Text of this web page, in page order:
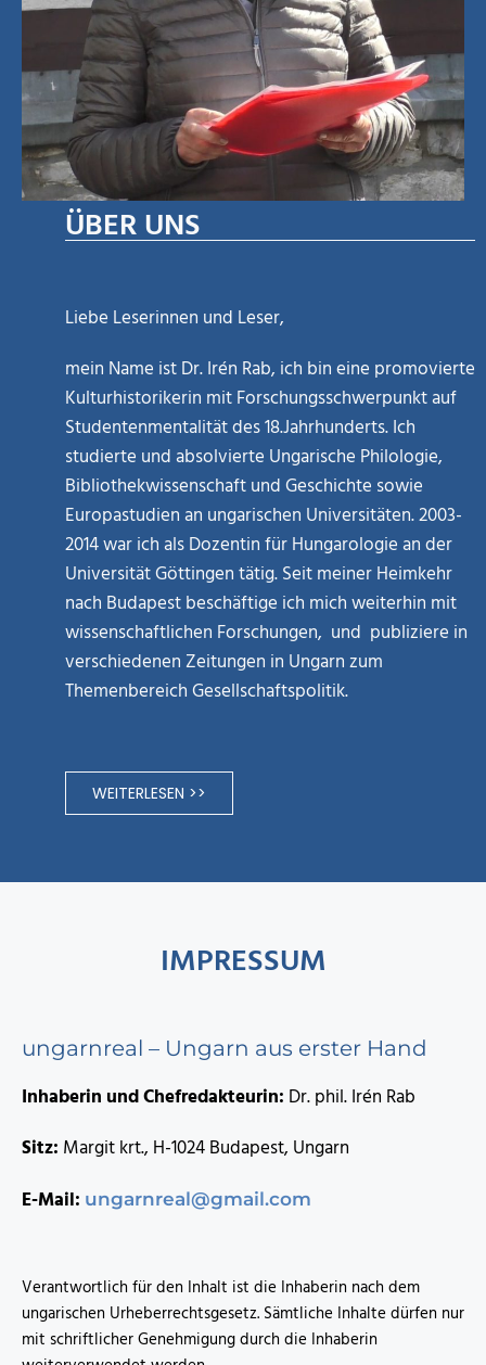
ÜBER UNS
Liebe Leserinnen und Leser,
mein Name ist Dr. Irén Rab, ich bin eine promovierte
Kulturhistorikerin mit Forschungsschwerpunkt auf
Studentenmentalität des 18.Jahrhunderts. Ich
studierte und absolvierte Ungarische Philologie,
Bibliothekwissenschaft und Geschichte sowie
Europastudien an ungarischen Universitäten. 2003-
2014 war ich als Dozentin für Hungarologie an der
Universität Göttingen tätig. Seit meiner Heimkehr
nach Budapest beschäftige ich mich weiterhin mit
wissenschaftlichen Forschungen, und publiziere in
verschiedenen Zeitungen in Ungarn zum
Themenbereich Gesellschaftspolitik.
WEITERLESEN >>
IMPRESSUM
ungarnreal – Ungarn aus erster Hand
Inhaberin und Chefredakteurin: Dr. phil. Irén Rab
Sitz: Margit krt., H-1024 Budapest, Ungarn
E-Mail: ungarnreal@gmail.com
Verantwortlich für den Inhalt ist die Inhaberin nach dem
ungarischen Urheberrechtsgesetz. Sämtliche Inhalte dürfen nur
mit schriftlicher Genehmigung durch die Inhaberin